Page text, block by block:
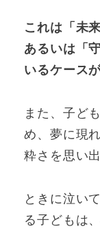
これは「未
あるいは「
いるケース
また、子ど
め、夢に現
粋さを思い
ときに泣い
る子どもは